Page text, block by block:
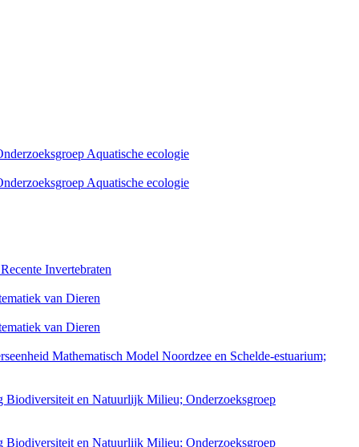
Aquatische ecologie
Aquatische ecologie
Invertebraten
van Dieren
van Dieren
Mathematisch Model Noordzee en Schelde-estuarium;
Biodiversiteit en Natuurlijk Milieu; Onderzoeksgroep
Biodiversiteit en Natuurlijk Milieu; Onderzoeksgroep